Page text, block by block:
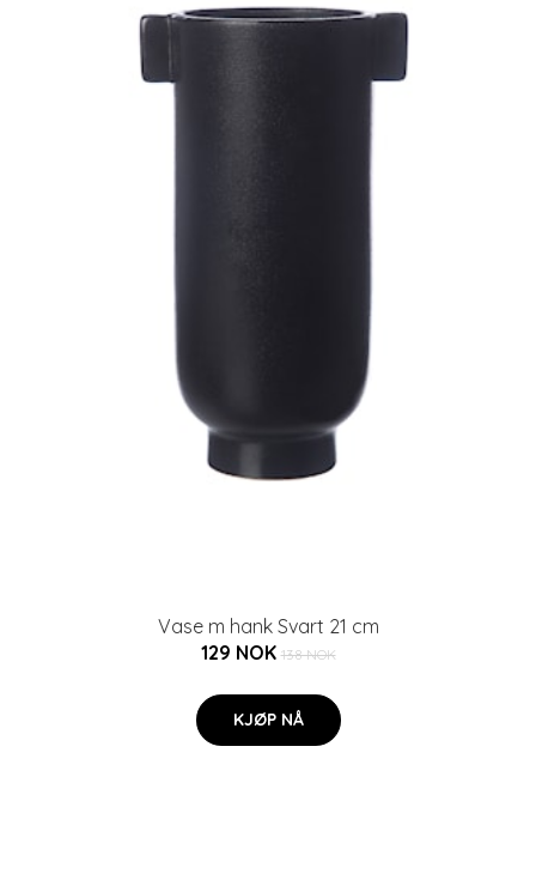
Vase m hank Svart 21 cm
129 NOK 138 NOK
KJØP NÅ